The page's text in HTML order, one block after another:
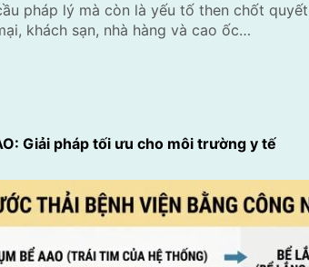
pháp lý mà còn là yếu tố then chốt
khách sạn, nhà hàng và cao ốc…
Giải pháp tối ưu cho môi trường y tế